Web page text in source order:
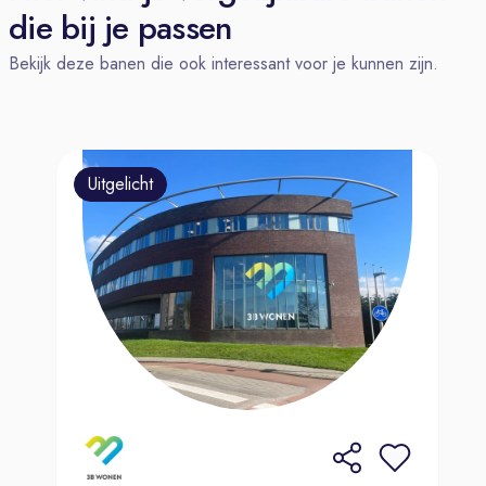
die bij je passen
Bekijk deze banen die ook interessant voor je kunnen zijn.
Uitgelicht